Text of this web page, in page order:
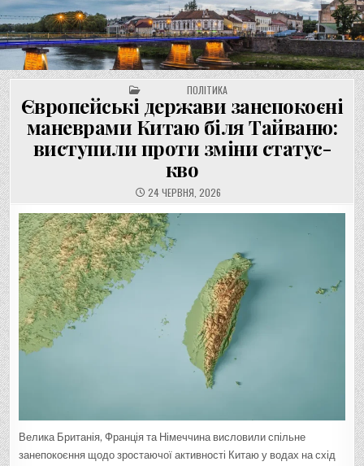
Перейти
до
вмісту
UNGVAR.UZ.UA
POSTED INПОЛІТИКА
Європейські держави занепокоєні
маневрами Китаю біля Тайваню:
виступили проти зміни статус-
кво
24 ЧЕРВНЯ, 2026
Велика Британія, Франція та Німеччина висловили спільне
занепокоєння щодо зростаючої активності Китаю у водах на схід